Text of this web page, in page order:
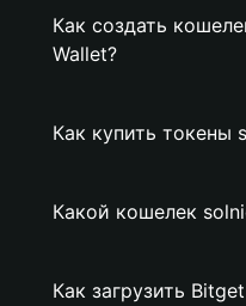
Как создать
Wallet?
Как купить токены
Какой кошелек
Как загрузить